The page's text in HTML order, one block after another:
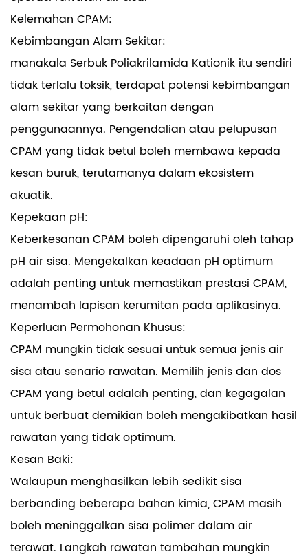
Kelemahan CPAM:
Kebimbangan Alam Sekitar:
manakala Serbuk Poliakrilamida Kationik itu sendiri
tidak terlalu toksik, terdapat potensi kebimbangan
alam sekitar yang berkaitan dengan
penggunaannya. Pengendalian atau pelupusan
CPAM yang tidak betul boleh membawa kepada
kesan buruk, terutamanya dalam ekosistem
akuatik.
Kepekaan pH:
Keberkesanan CPAM boleh dipengaruhi oleh tahap
pH air sisa. Mengekalkan keadaan pH optimum
adalah penting untuk memastikan prestasi CPAM,
menambah lapisan kerumitan pada aplikasinya.
Keperluan Permohonan Khusus:
CPAM mungkin tidak sesuai untuk semua jenis air
sisa atau senario rawatan. Memilih jenis dan dos
CPAM yang betul adalah penting, dan kegagalan
untuk berbuat demikian boleh mengakibatkan hasil
rawatan yang tidak optimum.
Kesan Baki:
Walaupun menghasilkan lebih sedikit sisa
berbanding beberapa bahan kimia, CPAM masih
boleh meninggalkan sisa polimer dalam air
terawat. Langkah rawatan tambahan mungkin